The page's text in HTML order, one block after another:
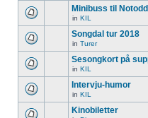
Minibuss til
in KIL
Songdal tur 2018
in Turer
Sesongkort på
in KIL
Intervju-humor
in KIL
Kinobiletter